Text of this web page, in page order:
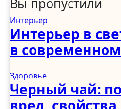
Вы пропустили
Интерьер
Интерьер в
в
прихожая и
Здоровье
Черный чай: